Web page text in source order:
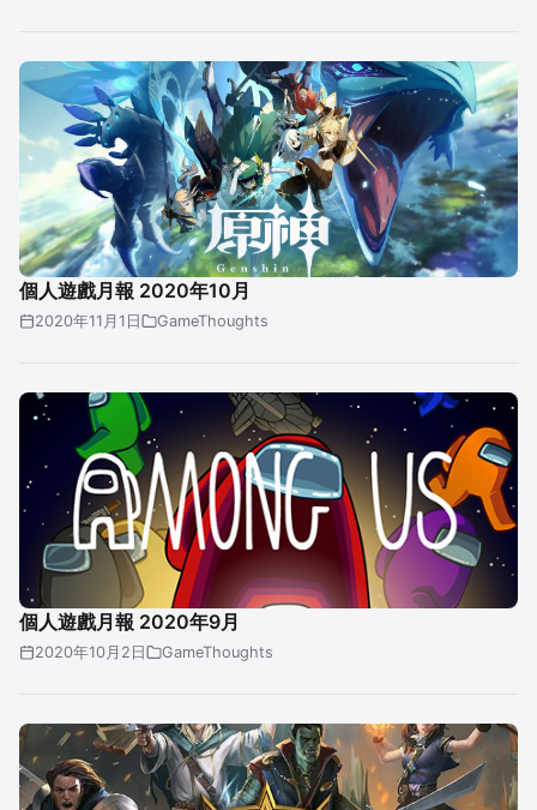
個人遊戲月報 2020年10月
2020年11月1日 GameThoughts
個人遊戲月報 2020年9月
2020年10月2日 GameThoughts